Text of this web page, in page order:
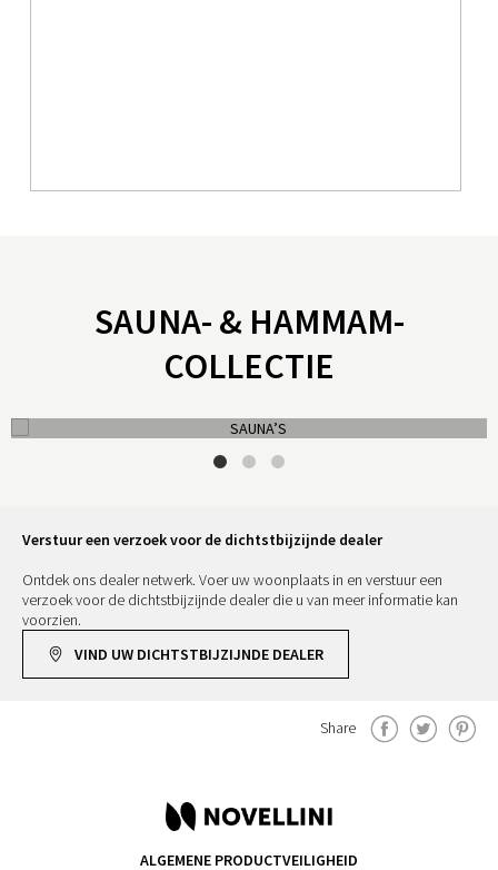
SAUNA- & HAMMAM-
COLLECTIE
Verstuur een verzoek voor de dichtstbijzijnde dealer
Ontdek ons dealer netwerk. Voer uw woonplaats in en verstuur een
verzoek voor de dichtstbijzijnde dealer die u van meer informatie kan
voorzien.
VIND UW DICHTSTBIJZIJNDE DEALER
Share
ALGEMENE PRODUCTVEILIGHEID